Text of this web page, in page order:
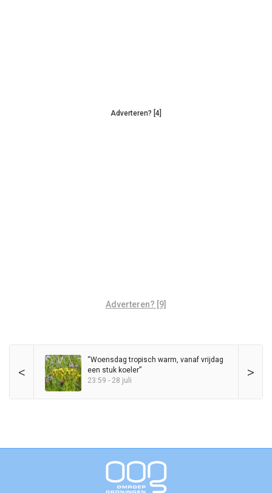
Adverteren? [4]
Adverteren? [9]
< >
“Woensdag tropisch warm, vanaf vrijdag
een stuk koeler”
23:59 - 28 juli